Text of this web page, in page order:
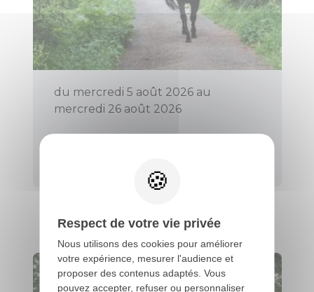
du mercredi 5 août 2026 au
mercredi 26 août 2026
Respect de votre vie privée
Nous utilisons des cookies pour améliorer
votre expérience, mesurer l'audience et
proposer des contenus adaptés. Vous
pouvez accepter, refuser ou personnaliser